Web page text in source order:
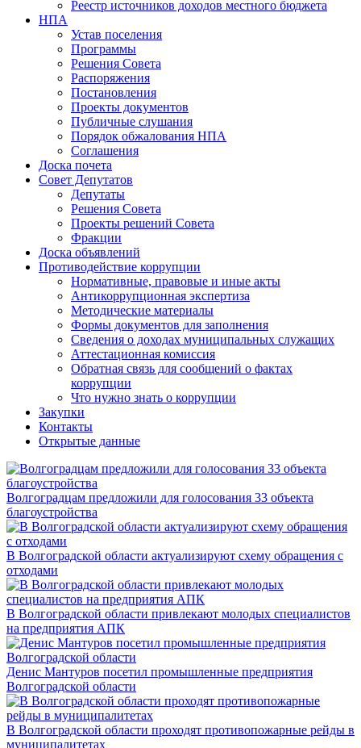
Реестр источников доходов местного бюджета
НПА
Устав поселения
Программы
Решения Совета
Распоряжения
Постановления
Проекты документов
Публичные слушания
Порядок обжалования НПА
Соглашения
Доска почета
Совет Депутатов
Депутаты
Решения Совета
Проекты решений Совета
Фракции
Доска объявлений
Противодействие коррупции
Нормативные, правовые и иные акты
Антикоррупционная экспертиза
Методические материалы
Формы документов для заполнения
Сведения о доходах муниципальных служащих
Аттестационная комиссия
Обратная связь для сообщений о фактах
коррупции
Что нужно знать о коррупции
Закупки
Контакты
Открытые данные
Волгоградцам предложили для голосования 33 объекта
благоустройства
В Волгоградской области актуализируют схему обращения с
отходами
В Волгоградской области привлекают молодых специалистов
на предприятия АПК
Денис Мантуров посетил промышленные предприятия
Волгоградской области
В Волгоградской области проходят противопожарные рейды в
муниципалитетах